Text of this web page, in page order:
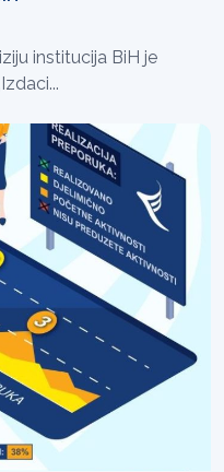
institucija BiH je